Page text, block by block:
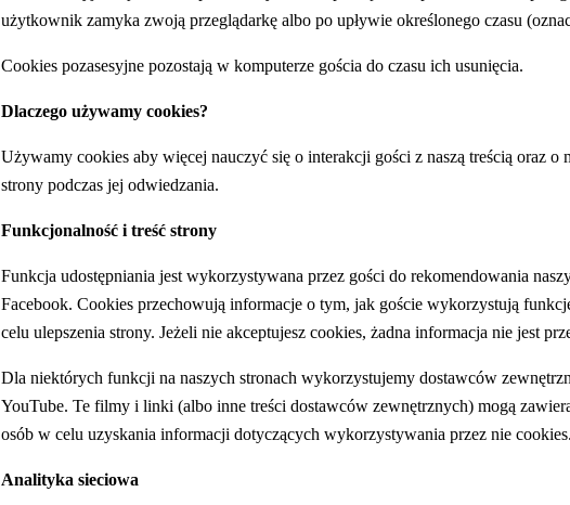
użytkownik zamyka zwoją przeglądarkę albo po upływie określonego czasu
Cookies pozasesyjne pozostają w komputerze gościa do czasu ich usunięcia.
Dlaczego używamy cookies?
Używamy cookies aby więcej nauczyć się o interakcji gości z naszą treścią oraz
strony podczas jej odwiedzania.
Funkcjonalność i treść strony
Funkcja udostępniania jest wykorzystywana przez gości do rekomendowania
Facebook. Cookies przechowują informacje o tym, jak goście wykorzystują
celu ulepszenia strony. Jeżeli nie akceptujesz cookies, żadna informacja nie jest
Dla niektórych funkcji na naszych stronach wykorzystujemy dostawców
YouTube. Te filmy i linki (albo inne treści dostawców zewnętrznych) mogą
osób w celu uzyskania informacji dotyczących wykorzystywania przez nie cookies.
Analityka sieciowa